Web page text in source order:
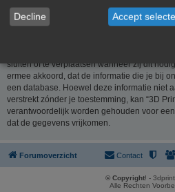
van dergelijke berichten kan ertoe leiden
permanent wordt verbannen van dit forum.
ingelicht. De IP-adressen van alle
Forum” het recht heeft om ieder onderwerp
sluiten of te verplaatsen wanneer zij dit
ermee akkoord, dat de informatie die je bij
een database. Hoewel deze informatie niet
verstrekt zónder je toestemming, kan “3D
verantwoordelijk worden gehouden voor
dat de gegevens vrijkomen.
Forumoverzicht Contact
© Copyright! -
Alle Rechten
Decline Accept